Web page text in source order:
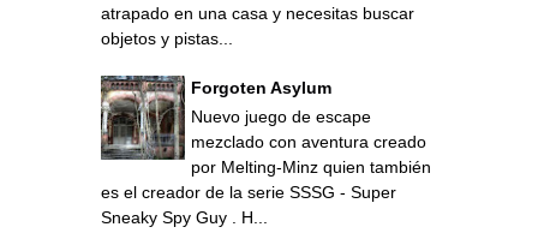
atrapado en una casa y necesitas buscar
objetos y pistas...
Forgoten Asylum
Nuevo juego de escape
mezclado con aventura creado
por Melting-Minz quien también
es el creador de la serie SSSG - Super
Sneaky Spy Guy . H...